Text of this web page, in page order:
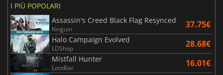
I PIÙ POPOLARI
Assassin's Creed Black Flag Resynced
Kinguin 37.75€
Halo Campaign Evolved
LDShop 28.68€
Mistfall Hunter
LootBar 16.01€